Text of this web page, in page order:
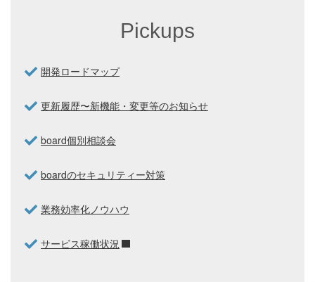
Pickups
開発ロードマップ
更新履歴〜新機能・変更等のお知らせ
board個別相談会
boardのセキュリティー対策
業務効率化ノウハウ
サービス稼働状況